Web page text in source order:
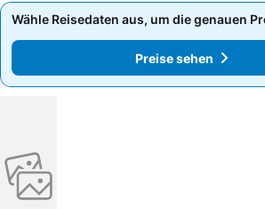
Wähle Reisedaten aus, um die genauen
Preise sehen
Wähle Reisedaten aus, um die genauen
Preise sehen